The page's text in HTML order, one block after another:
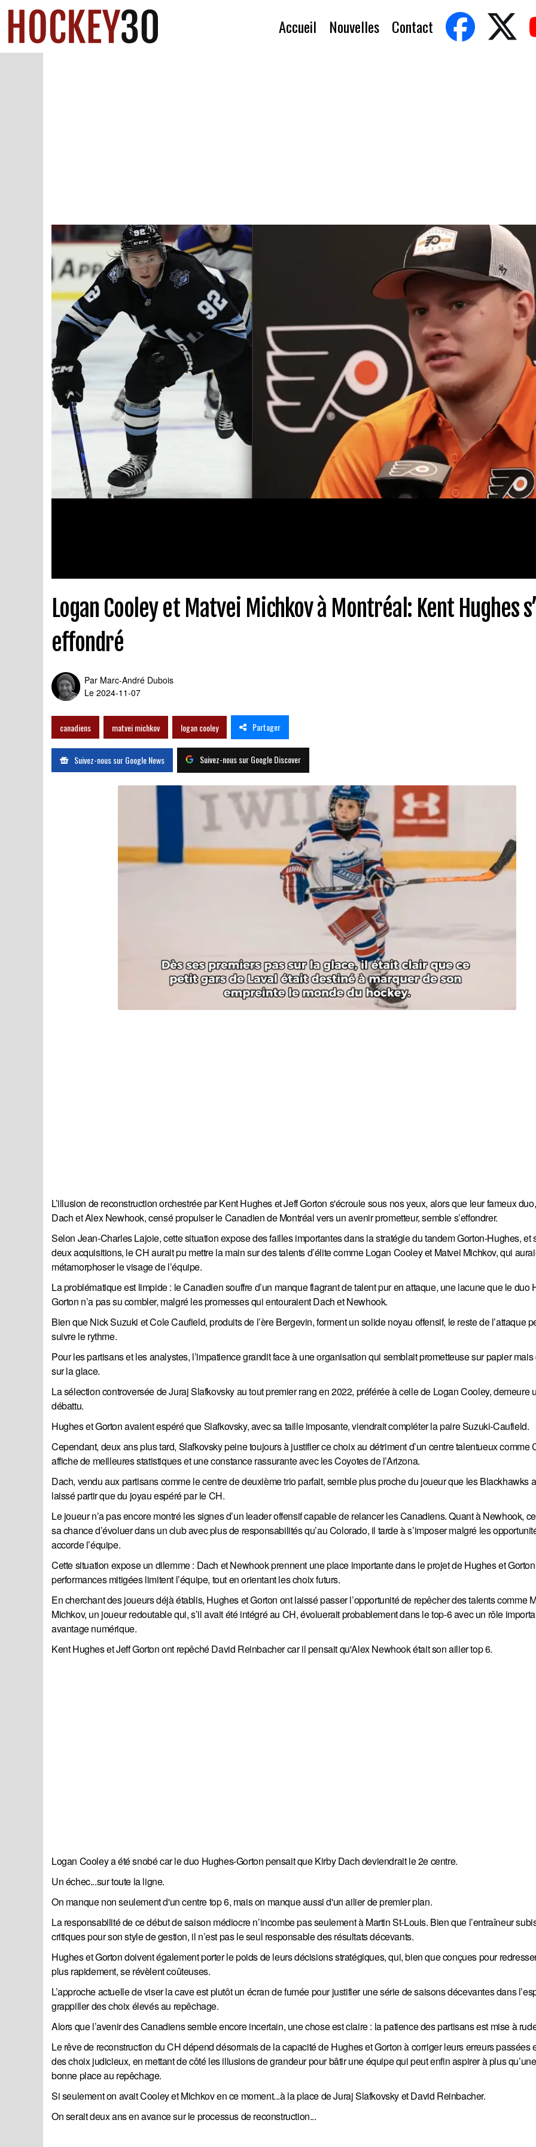
Accueil Nouvelles Contact
Logan Cooley et Matvei Michkov à Montréal: Kent Hughes
effondré
Par Marc-André Dubois
Le 2024-11-07
canadiens matvei michkov logan cooley Partager
Suivez-nous sur Google News Suivez-nous sur Google Discover
L’illusion de reconstruction orchestrée par Kent Hughes et Jeff Gorton s'écroule sous nos yeux, alors que leur fameux
Dach et Alex Newhook, censé propulser le Canadien de Montréal vers un avenir prometteur, semble s’effondrer.
Selon Jean-Charles Lajoie, cette situation expose des failles importantes dans la stratégie du tandem Gorton-Hughes, et
deux acquisitions, le CH aurait pu mettre la main sur des talents d’élite comme Logan Cooley et Matvei Michkov, qui
métamorphoser le visage de l’équipe.
La problématique est limpide : le Canadien souffre d’un manque flagrant de talent pur en attaque, une lacune que le duo
Gorton n’a pas su combler, malgré les promesses qui entouraient Dach et Newhook.
Bien que Nick Suzuki et Cole Caufield, produits de l’ère Bergevin, forment un solide noyau offensif, le reste de l’attaque
suivre le rythme.
Pour les partisans et les analystes, l’impatience grandit face à une organisation qui semblait prometteuse sur papier
sur la glace.
La sélection controversée de Juraj Slafkovsky au tout premier rang en 2022, préférée à celle de Logan Cooley, demeure
débattu.
Hughes et Gorton avaient espéré que Slafkovsky, avec sa taille imposante, viendrait compléter la paire Suzuki-Caufield.
Cependant, deux ans plus tard, Slafkovsky peine toujours à justifier ce choix au détriment d’un centre talentueux comme
affiche de meilleures statistiques et une constance rassurante avec les Coyotes de l’Arizona.
Dach, vendu aux partisans comme le centre de deuxième trio parfait, semble plus proche du joueur que les Blackhawks
laissé partir que du joyau espéré par le CH.
Le joueur n’a pas encore montré les signes d’un leader offensif capable de relancer les Canadiens. Quant à Newhook,
sa chance d’évoluer dans un club avec plus de responsabilités qu’au Colorado, il tarde à s’imposer malgré les
accorde l’équipe.
Cette situation expose un dilemme : Dach et Newhook prennent une place importante dans le projet de Hughes et
performances mitigées limitent l’équipe, tout en orientant les choix futurs.
En cherchant des joueurs déjà établis, Hughes et Gorton ont laissé passer l’opportunité de repêcher des talents comme
Michkov, un joueur redoutable qui, s’il avait été intégré au CH, évoluerait probablement dans le top-6 avec un rôle
avantage numérique.
Kent Hughes et Jeff Gorton ont repêché David Reinbacher car il pensait qu'Alex Newhook était son ailier top 6.
Logan Cooley a été snobé car le duo Hughes-Gorton pensait que Kirby Dach deviendrait le 2e centre.
Un échec...sur toute la ligne.
On manque non seulement d'un centre top 6, mais on manque aussi d'un ailier de premier plan.
La responsabilité de ce début de saison médiocre n’incombe pas seulement à Martin St-Louis. Bien que l’entraîneur
critiques pour son style de gestion, il n’est pas le seul responsable des résultats décevants.
Hughes et Gorton doivent également porter le poids de leurs décisions stratégiques, qui, bien que conçues pour
plus rapidement, se révèlent coûteuses.
L’approche actuelle de viser la cave est plutôt un écran de fumée pour justifier une série de saisons décevantes dans
grappiller des choix élevés au repêchage.
Alors que l’avenir des Canadiens semble encore incertain, une chose est claire : la patience des partisans est mise à
Le rêve de reconstruction du CH dépend désormais de la capacité de Hughes et Gorton à corriger leurs erreurs passées
des choix judicieux, en mettant de côté les illusions de grandeur pour bâtir une équipe qui peut enfin aspirer à plus
bonne place au repêchage.
Si seulement on avait Cooley et Michkov en ce moment...à la place de Juraj Slafkovsky et David Reinbacher.
On serait deux ans en avance sur le processus de reconstruction...